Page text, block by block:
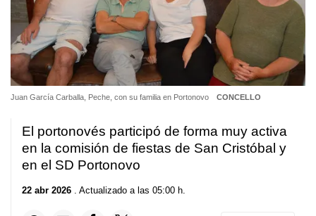
Juan García Carballa, Peche, con su familia en Portonovo CONCELLO
El portonovés participó de forma muy activa
en la comisión de fiestas de San Cristóbal y
en el SD Portonovo
22 abr 2026 . Actualizado a las 05:00 h.